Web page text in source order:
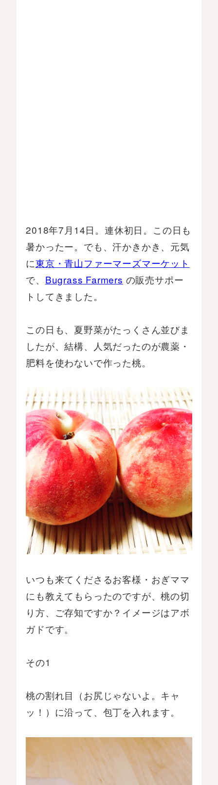
2018年7月14日。連休初日。この日も
暑かったー。でも、汗かきかき、元気
に東京・青山ファーマーズマーケット
で、 Bugrass Farmers の販売サポー
トしてきました。
この日も、夏野菜がたっくさん並びま
したが、結構、人気だったのが農薬・
肥料を使わないで作った桃。
いつも来てくださるお客様・おぎママ
にも教えてもらったのですが、桃の切
り方、ご存知ですか？イメージはアボ
ガドです。
その1
桃の割れ目（お尻じゃないよ。キャ
ッ！）に沿って、包丁を入れます。